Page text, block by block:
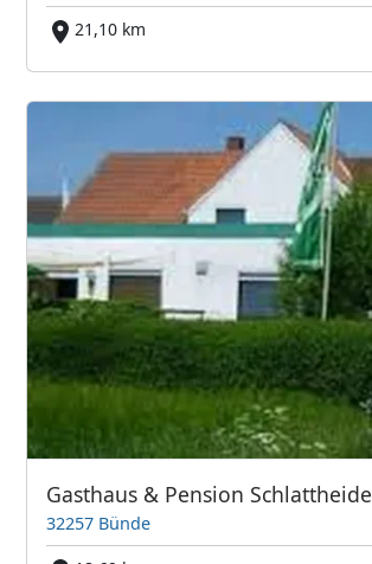
21,10 km
Gasthaus & Pension Schlattheide
32257 Bünde